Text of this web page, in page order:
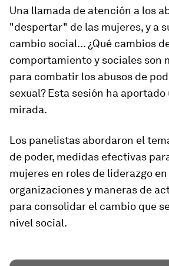
Una llamada de atención a los
"despertar" de las mujeres, y a
cambio social... ¿Qué cambios
comportamiento y sociales son
para combatir los abusos de
sexual? Esta sesión ha aportado
mirada.
Los panelistas abordaron el
de poder, medidas efectivas
mujeres en roles de liderazgo
organizaciones y maneras de
para consolidar el cambio que
nivel social.